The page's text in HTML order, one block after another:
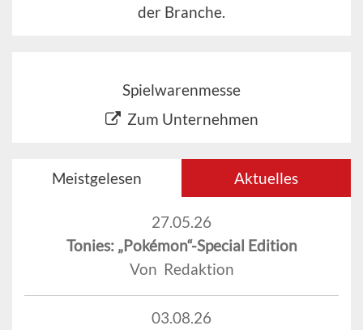
der Branche.
Spielwarenmesse
Zum Unternehmen
Meistgelesen Aktuelles
27.05.26
Tonies: „Pokémon“-Special Edition
Von Redaktion
03.08.26